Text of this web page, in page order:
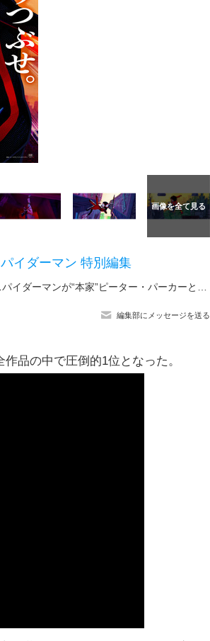
パイダーマン 特別編集
編集部にメッセージを送る
品の中で圧倒的1位となった。